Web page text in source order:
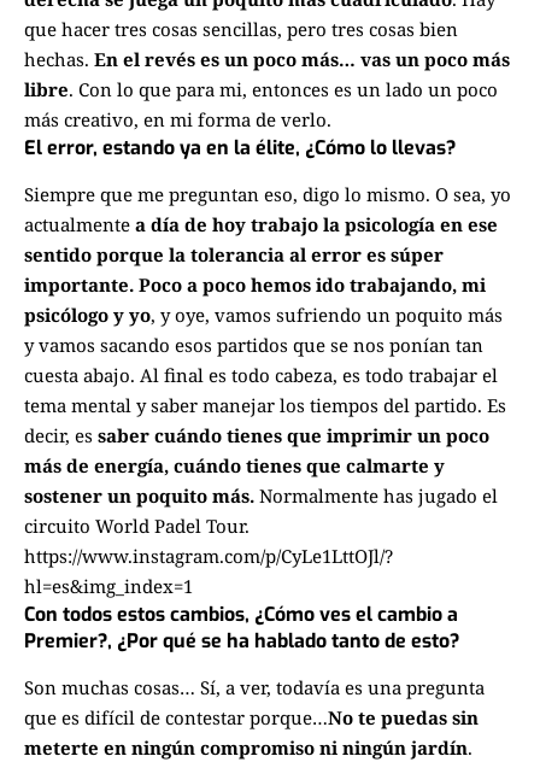
que hacer tres cosas sencillas, pero tres cosas bien
hechas. En el revés es un poco más… vas un poco más
libre. Con lo que para mi, entonces es un lado un poco
más creativo, en mi forma de verlo.
El error, estando ya en la élite, ¿Cómo lo llevas?
Siempre que me preguntan eso, digo lo mismo. O sea, yo
actualmente a día de hoy trabajo la psicología en ese
sentido porque la tolerancia al error es súper
importante. Poco a poco hemos ido trabajando, mi
psicólogo y yo, y oye, vamos sufriendo un poquito más
y vamos sacando esos partidos que se nos ponían tan
cuesta abajo. Al final es todo cabeza, es todo trabajar el
tema mental y saber manejar los tiempos del partido. Es
decir, es saber cuándo tienes que imprimir un poco
más de energía, cuándo tienes que calmarte y
sostener un poquito más. Normalmente has jugado el
circuito World Padel Tour.
https://www.instagram.com/p/CyLe1LttOJl/?
hl=es&img_index=1
Con todos estos cambios, ¿Cómo ves el cambio a
Premier?, ¿Por qué se ha hablado tanto de esto?
Son muchas cosas… Sí, a ver, todavía es una pregunta
que es difícil de contestar porque…No te puedas sin
meterte en ningún compromiso ni ningún jardín.